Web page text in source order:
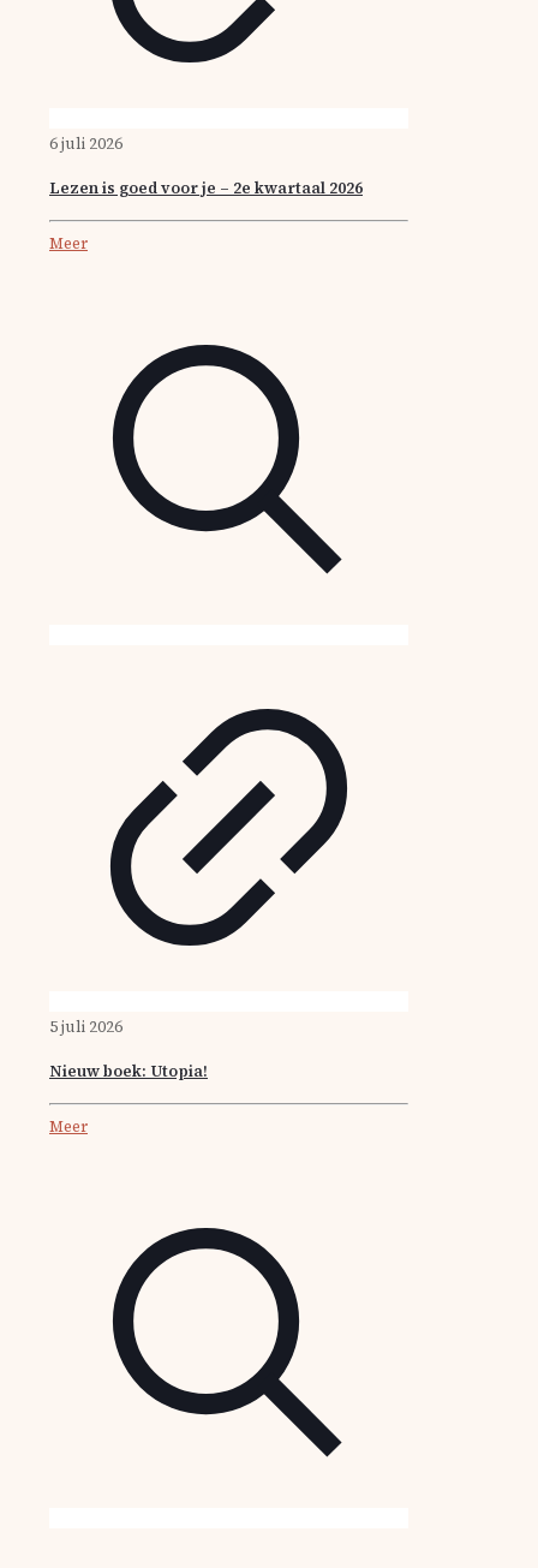
6 juli 2026
Lezen is goed voor je – 2e kwartaal 2026
Meer
5 juli 2026
Nieuw boek: Utopia!
Meer